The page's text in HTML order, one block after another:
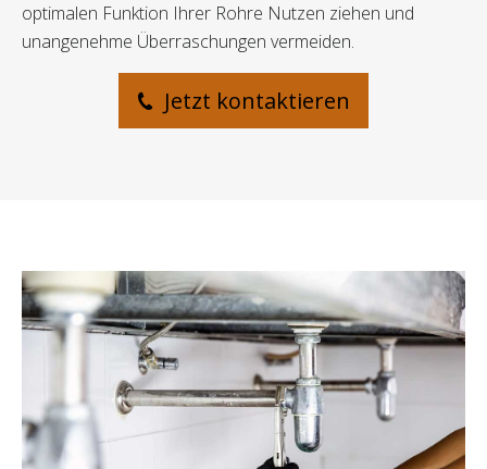
optimalen Funktion Ihrer Rohre Nutzen ziehen und
unangenehme Überraschungen vermeiden.
Jetzt kontaktieren